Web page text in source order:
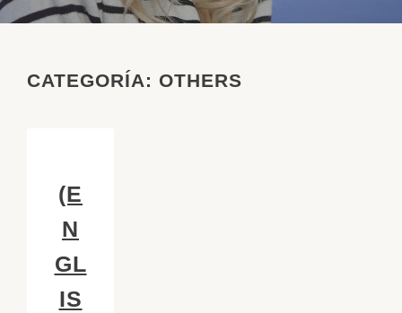
CATEGORÍA: OTHERS
(E
N
GL
IS